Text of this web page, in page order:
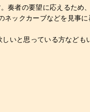
者の要望に応えるため
ックカーブなどを見事に
いと思っている方なども